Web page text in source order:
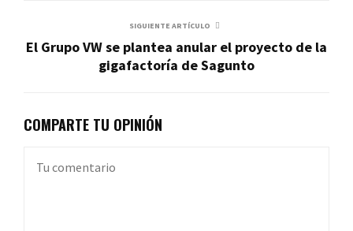
SIGUIENTE ARTÍCULO
El Grupo VW se plantea anular el proyecto de la
gigafactoría de Sagunto
COMPARTE TU OPINIÓN